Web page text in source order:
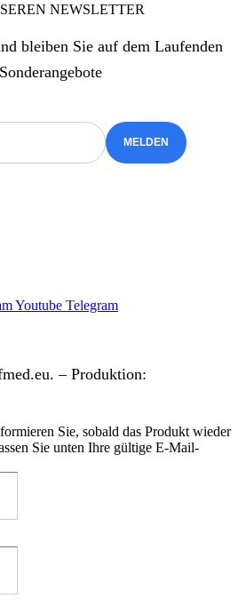
NEWSLETTER
bleiben Sie auf dem Laufenden
Youtube Telegram
– Produktion:
Sie, sobald das Produkt wieder
Sie unten Ihre gültige E-Mail-